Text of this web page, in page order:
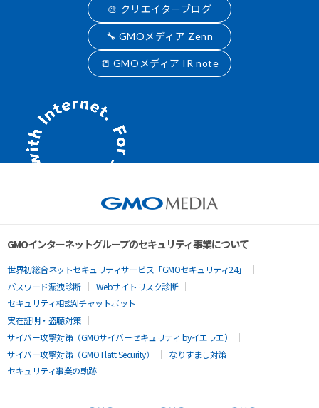
🎨 クリエイターブログ
🔧 GMOメディア Zenn
📒 GMOメディア IR note
GMOインターネットグループのセキュリティ事業について
世界初総合ネットセキュリティサービス「GMOセキュリティ24」
パスワード漏洩診断
Webサイトリスク診断
セキュリティ相談AIチャットボット
実在証明・盗聴対策
サイバー攻撃対策（GMOサイバーセキュリティ byイエラエ）
サイバー攻撃対策（GMO Flatt Security）
なりすまし対策
セキュリティ事業の軌跡